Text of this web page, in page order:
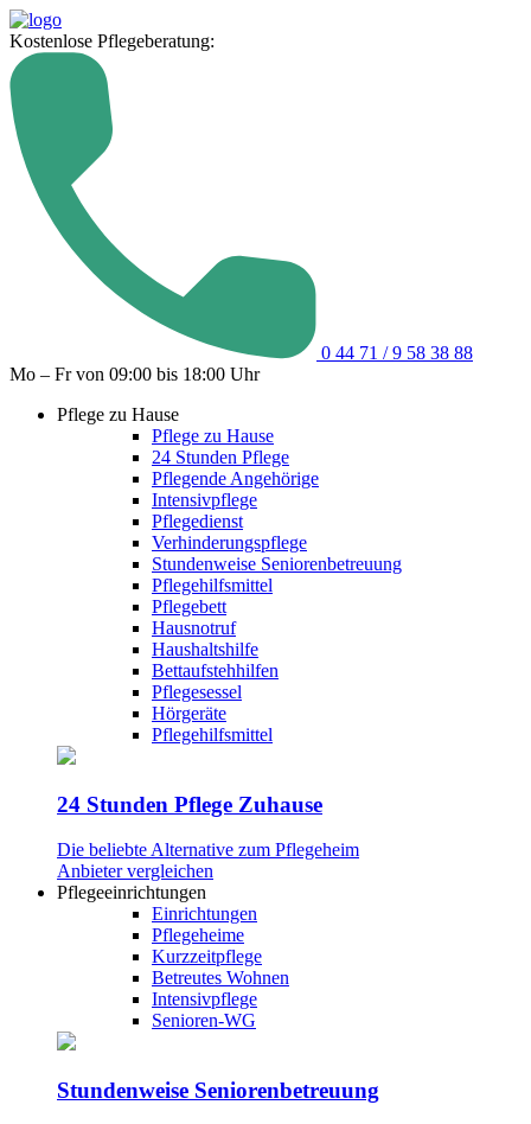
Kostenlose Pflegeberatung:
0 44 71 / 9 58 38 88
Mo – Fr von 09:00 bis 18:00 Uhr
Pflege zu Hause
Pflege zu Hause
24 Stunden Pflege
Pflegende Angehörige
Intensivpflege
Pflegedienst
Verhinderungspflege
Stundenweise Seniorenbetreuung
Pflegehilfsmittel
Pflegebett
Hausnotruf
Haushaltshilfe
Bettaufstehhilfen
Pflegesessel
Hörgeräte
Pflegehilfsmittel
24 Stunden Pflege Zuhause
Die beliebte Alternative zum Pflegeheim
Anbieter vergleichen
Pflegeeinrichtungen
Einrichtungen
Pflegeheime
Kurzzeitpflege
Betreutes Wohnen
Intensivpflege
Senioren-WG
Stundenweise Seniorenbetreuung